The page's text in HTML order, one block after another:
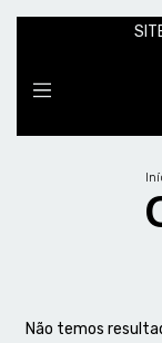
Não temos